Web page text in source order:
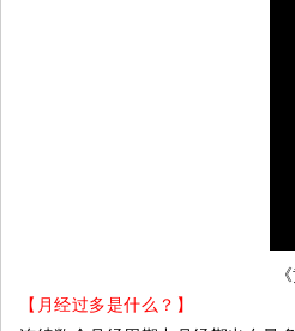
【月经过多是什么？】